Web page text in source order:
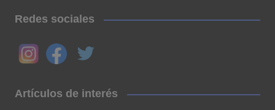
Redes sociales
Artículos de interés